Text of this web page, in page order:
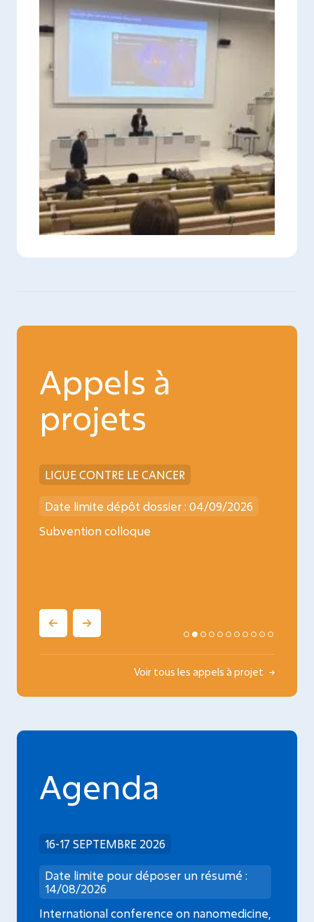
Appels à
projets
CANCER
dossier : 04/09/2026
INCA
Date limite dépôt dossier :
Voir tous les appels à projet
Agenda
16-17 SEPTEMBRE 2026
Date limite pour déposer un résumé :
14/08/2026
International conference on nanomedicine,